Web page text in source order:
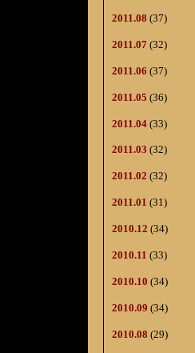
2011.08 (37)
2011.07 (32)
2011.06 (37)
2011.05 (36)
2011.04 (33)
2011.03 (32)
2011.02 (32)
2011.01 (31)
2010.12 (34)
2010.11 (33)
2010.10 (34)
2010.09 (34)
2010.08 (29)